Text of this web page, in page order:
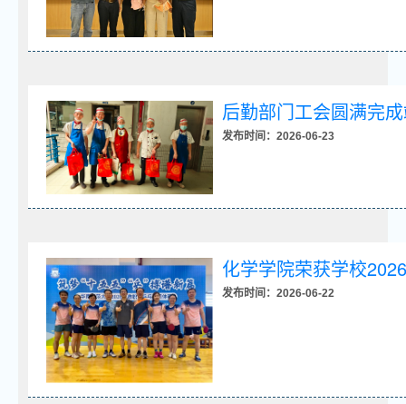
后勤部门工会圆满完
发布时间：2026-06-23
化学学院荣获学校
发布时间：2026-06-22